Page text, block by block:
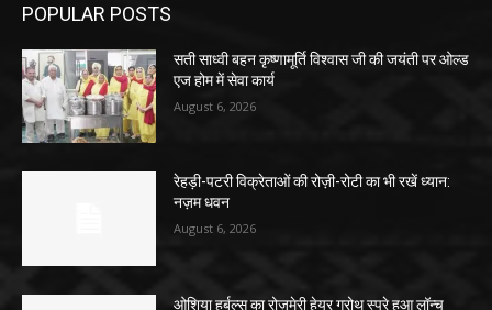
POPULAR POSTS
सती साध्वी बहन कृष्णामूर्ति विश्वास जी की जयंती पर ओल्ड
एज होम में सेवा कार्य
August 6, 2026
रेहड़ी-पटरी विक्रेताओं की रोज़ी-रोटी का भी रखें ध्यान:
नज़म धवन
August 6, 2026
ओशिया हर्बल्स का रोज़मेरी हेयर ग्रोथ स्प्रे हुआ लॉन्च